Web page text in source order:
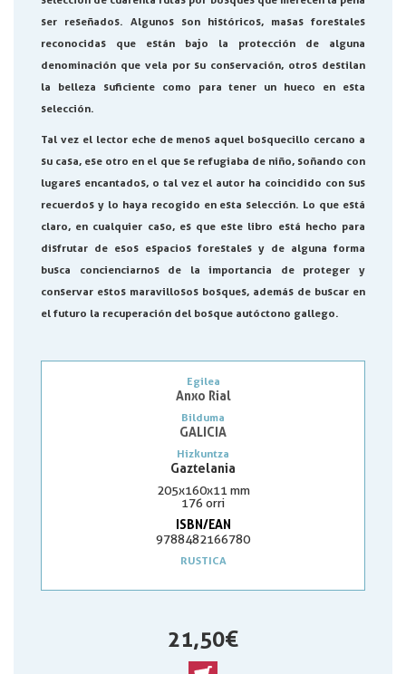
ser reseñados. Algunos son históricos, masas forestales
reconocidas que están bajo la protección de alguna
denominación que vela por su conservación, otros destilan
la belleza suficiente como para tener un hueco en esta
selección.
Tal vez el lector eche de menos aquel bosquecillo cercano a
su casa, ese otro en el que se refugiaba de niño, soñando con
lugares encantados, o tal vez el autor ha coincidido con sus
recuerdos y lo haya recogido en esta selección. Lo que está
claro, en cualquier caso, es que este libro está hecho para
disfrutar de esos espacios forestales y de alguna forma
busca concienciarnos de la importancia de proteger y
conservar estos maravillosos bosques, además de buscar en
el futuro la recuperación del bosque autóctono gallego.
Egilea
Anxo Rial
Bilduma
GALICIA
Hizkuntza
Gaztelania
205x160x11 mm
176 orri
ISBN/EAN
9788482166780
RUSTICA
21,50 €